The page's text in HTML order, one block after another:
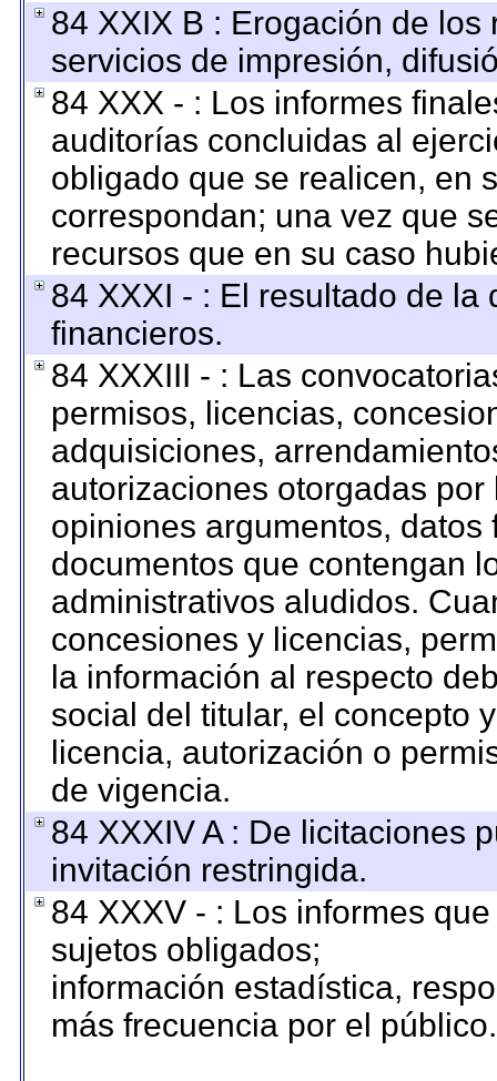
84 XXIX B : Erogación de
servicios de impresión,
84 XXX - : Los informes
auditorías concluidas al
obligado que se realicen, en
correspondan; una vez que
recursos que en su caso
84 XXXI - : El resultado de
financieros.
84 XXXIII - : Las
permisos, licencias,
adquisiciones,
autorizaciones otorgadas
opiniones argumentos,
documentos que contengan
administrativos aludidos.
concesiones y licencias,
la información al respecto
social del titular, el concepto
licencia, autorización o
de vigencia.
84 XXXIV A : De licitaciones
invitación restringida.
84 XXXV - : Los informes
sujetos obligados;
información estadística,
más frecuencia por el público.